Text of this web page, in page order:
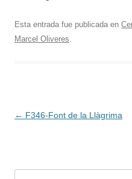
Esta entrada fue publicada en
Marcel Oliveres.
Navegación
← F346-Font de la Llàgrima